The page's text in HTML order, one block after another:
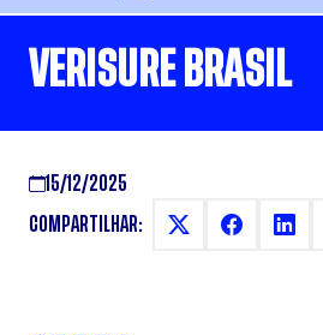
VERISURE BRASIL
15/12/2025
COMPARTILHAR: